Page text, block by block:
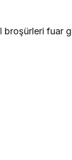
broşürleri fuar